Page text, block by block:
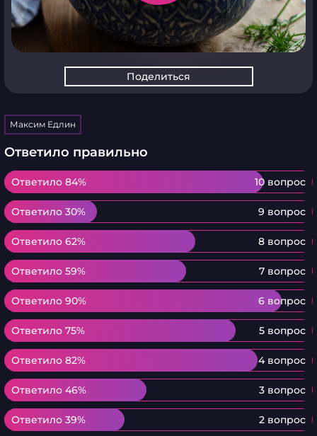
Поделиться
Максим Едлин
Ответило правильно
Ответило 84% 10 вопрос
Ответило 84%
Ответило 30% 9 вопрос
Ответило 30%
Ответило 62% 8 вопрос
Ответило 62%
Ответило 59% 7 вопрос
Ответило 59%
Ответило 90% 6 вопрос
Ответило 90%
Ответило 75% 5 вопрос
Ответило 75%
Ответило 82% 4 вопрос
Ответило 82%
Ответило 46% 3 вопрос
Ответило 46%
Ответило 39% 2 вопрос
Ответило 39%